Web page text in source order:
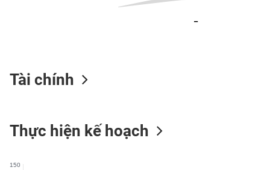
Tài chính
Thực hiện kế hoạch
150
TƯ
DỮ
LIỆU